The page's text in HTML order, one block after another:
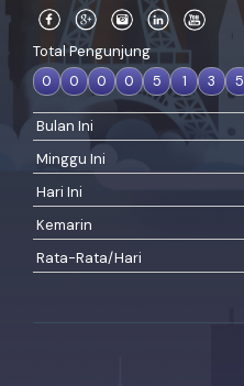
Total Pengunjung
0
0 0 0 5 1 3 5
Bulan Ini
Minggu Ini
Hari Ini
Kemarin
Rata-Rata/Hari